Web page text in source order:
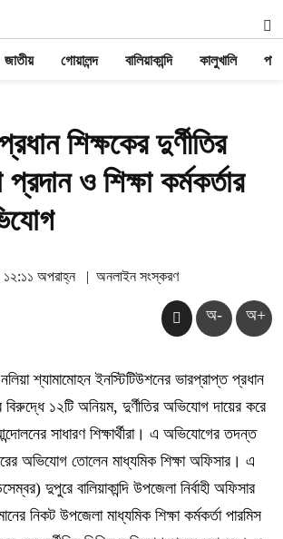
জাতীয় গোয়ালন্দ বালিয়াকান্দি কালুখালি
শিক্ষকের দুর্ণীতির
ও শিক্ষা কর্মকর্তার
১২:১১ অপরাহ্ন
| অনলাইন সংস্করণ
অ- অ+
নলিয়া শ্যামামোহন ইনস্টিটিউশনের ভারপ্রাপ্ত প্রধান
বিরুদ্ধে ১২টি অনিয়ম, দুর্ণীতির অভিযোগ দায়ের করে
সাধারণ শিক্ষার্থীরা। এ অভিযোগের তদন্ত
অভিযোগ তোলেন মাধ্যমিক শিক্ষা অফিসার। এ
দুপুরে বালিয়াকান্দি উপজেলা নির্বাহী অফিসার
নিকট উপজেলা মাধ্যমিক শিক্ষা কর্মকর্তা পারমিস